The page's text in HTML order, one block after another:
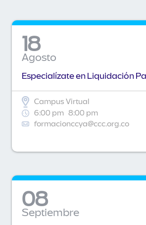
18
Agosto
Especialízate en Liquidación
Campus Virtual
6:00 pm 8:00 pm
formacionccya@ccc.org.co
08
Septiembre